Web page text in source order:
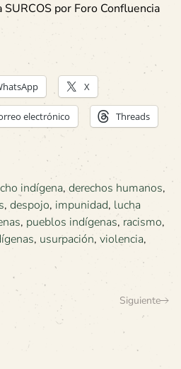
por Foro Confluencia
X
electrónico Threads
indígena, derechos humanos,
, despojo, impunidad, lucha
, pueblos indígenas, racismo,
, usurpación, violencia,
Siguiente